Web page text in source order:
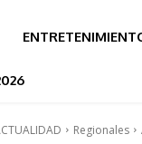
Regionales